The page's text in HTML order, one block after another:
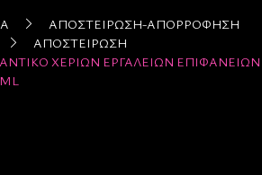
ΑΠΟΣΤΕΊΡΩΣΗ-ΑΠΟΡΡΌΦΗΣΗ
ΑΠΟΣΤΕΊΡΩΣΗ
ΧΕΡΙΏΝ ΕΡΓΑΛΕΊΩΝ ΕΠΙΦΑΝΕΙΏΝ